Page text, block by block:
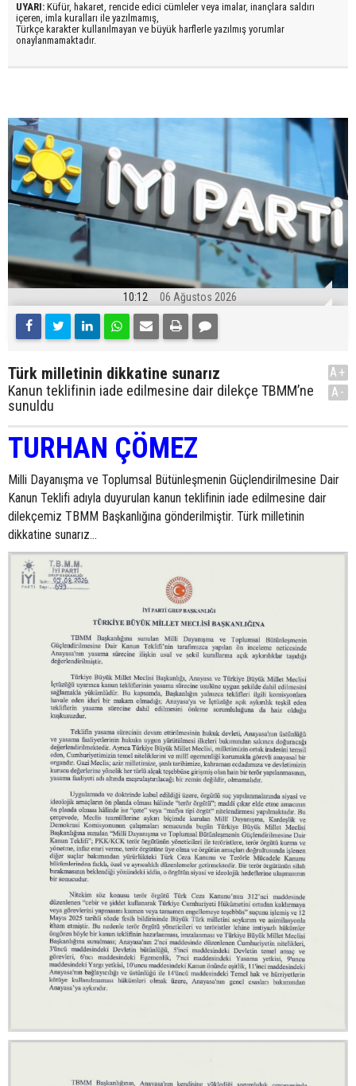
UYARI: Küfür, hakaret, rencide edici cümleler veya imalar, inançlara saldırı
içeren, imla kuralları ile yazılmamış,
Türkçe karakter kullanılmayan ve büyük harflerle yazılmış yorumlar
onaylanmamaktadır.
10:12 06 Ağustos 2026
Türk milletinin dikkatine sunarız
Kanun teklifinin iade edilmesine dair dilekçe TBMM’ne
sunuldu
A+
A-
TURHAN ÇÖMEZ
Milli Dayanışma ve Toplumsal Bütünleşmenin Güçlendirilmesine Dair
Kanun Teklifi adıyla duyurulan kanun teklifinin iade edilmesine dair
dilekçemiz TBMM Başkanlığına gönderilmiştir. Türk milletinin
dikkatine sunarız...